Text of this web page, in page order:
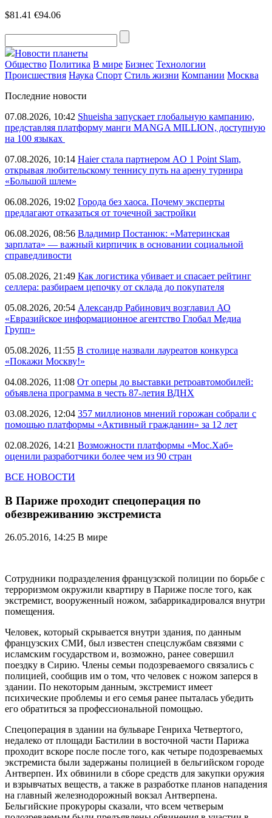
$81.41 €94.06
Новости планеты
Общество Политика В мире Бизнес Технологии
Происшествия Наука Спорт Стиль жизни Компании Москва
Последние новости
07.08.2026, 10:42 Shueisha запускает глобальную кампанию,
представляя платформу манги MANGA MILLION, доступную
на 100 языках
07.08.2026, 10:14 Haier стала партнером AO 1 Point Slam,
открывая любительскому теннису путь на арену турнира
«Большой шлем»
06.08.2026, 19:02 Города без хаоса. Почему эксперты
предлагают отказаться от точечной застройки
06.08.2026, 08:56 Владимир Постанюк: «Материнская
зарплата» — важный кирпичик в основании социальной
справедливости
05.08.2026, 21:49 Как логистика убивает и спасает рейтинг
селлера: разбираем цепочку от склада до покупателя
05.08.2026, 20:54 Александр Рабинович возглавил АО
«Евразийское информационное агентство Глобал Медиа
Групп»
05.08.2026, 11:55 В столице назвали лауреатов конкурса
«Покажи Москву!»
04.08.2026, 11:08 От оперы до выставки ретроавтомобилей:
объявлена программа в честь 87-летия ВДНХ
03.08.2026, 12:04 357 миллионов мнений горожан собрали с
помощью платформы «Активный гражданин» за 12 лет
02.08.2026, 14:21 Возможности платформы «Мос.Хаб»
оценили разработчики более чем из 90 стран
ВСЕ НОВОСТИ
В Париже проходит спецоперация по
обезвреживанию экстремиста
26.05.2016, 14:25 В мире
Сотрудники подразделения французской полиции по борьбе с
терроризмом окружили квартиру в Париже после того, как
экстремист, вооруженный ножом, забаррикадировался внутри
помещения.
Человек, который скрывается внутри здания, по данным
французских СМИ, был известен спецслужбам связями с
исламским государством и, возможно, ранее совершил
поездку в Сирию. Члены семьи подозреваемого связались с
полицией, сообщив им о том, что человек с ножом заперся в
здании. По некоторым данным, экстремист имеет
психические проблемы и его семья ранее пыталась убедить
его обратиться за профессиональной помощью.
Спецоперация в здании на бульваре Генриха Четвертого,
недалеко от площади Бастилии в восточной части Парижа
проходит вскоре после после того, как четыре подозреваемых
экстремиста были задержаны полицией в бельгийском городе
Антверпен. Их обвинили в сборе средств для закупки оружия
и взрывчатых веществ, а также в разработке планов нападения
на главный железнодорожный вокзал Антверпена.
Бельгийские прокуроры сказали, что всем четверым